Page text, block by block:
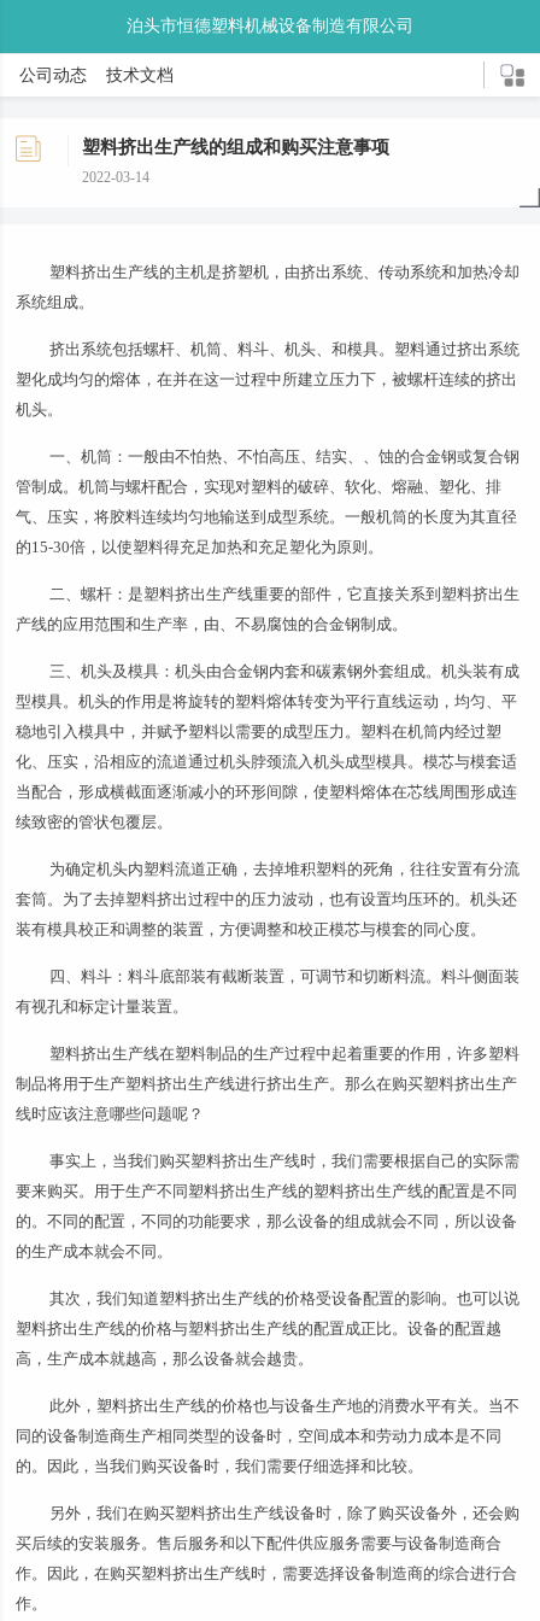
泊头市恒德塑料机械设备制造有限公司
公司动态 技术文档
塑料挤出生产线的组成和购买注意事项
2022-03-14
塑料挤出生产线的主机是挤塑机，由挤出系统、传动系统和加热冷却
系统组成。
挤出系统包括螺杆、机筒、料斗、机头、和模具。塑料通过挤出系统
塑化成均匀的熔体，在并在这一过程中所建立压力下，被螺杆连续的挤出
机头。
一、机筒：一般由不怕热、不怕高压、结实、、蚀的合金钢或复合钢
管制成。机筒与螺杆配合，实现对塑料的破碎、软化、熔融、塑化、排
气、压实，将胶料连续均匀地输送到成型系统。一般机筒的长度为其直径
的15-30倍，以使塑料得充足加热和充足塑化为原则。
二、螺杆：是塑料挤出生产线重要的部件，它直接关系到塑料挤出生
产线的应用范围和生产率，由、不易腐蚀的合金钢制成。
三、机头及模具：机头由合金钢内套和碳素钢外套组成。机头装有成
型模具。机头的作用是将旋转的塑料熔体转变为平行直线运动，均匀、平
稳地引入模具中，并赋予塑料以需要的成型压力。塑料在机筒内经过塑
化、压实，沿相应的流道通过机头脖颈流入机头成型模具。模芯与模套适
当配合，形成横截面逐渐减小的环形间隙，使塑料熔体在芯线周围形成连
续致密的管状包覆层。
为确定机头内塑料流道正确，去掉堆积塑料的死角，往往安置有分流
套筒。为了去掉塑料挤出过程中的压力波动，也有设置均压环的。机头还
装有模具校正和调整的装置，方便调整和校正模芯与模套的同心度。
四、料斗：料斗底部装有截断装置，可调节和切断料流。料斗侧面装
有视孔和标定计量装置。
塑料挤出生产线在塑料制品的生产过程中起着重要的作用，许多塑料
制品将用于生产塑料挤出生产线进行挤出生产。那么在购买塑料挤出生产
线时应该注意哪些问题呢？
事实上，当我们购买塑料挤出生产线时，我们需要根据自己的实际需
要来购买。用于生产不同塑料挤出生产线的塑料挤出生产线的配置是不同
的。不同的配置，不同的功能要求，那么设备的组成就会不同，所以设备
的生产成本就会不同。
其次，我们知道塑料挤出生产线的价格受设备配置的影响。也可以说
塑料挤出生产线的价格与塑料挤出生产线的配置成正比。设备的配置越
高，生产成本就越高，那么设备就会越贵。
此外，塑料挤出生产线的价格也与设备生产地的消费水平有关。当不
同的设备制造商生产相同类型的设备时，空间成本和劳动力成本是不同
的。因此，当我们购买设备时，我们需要仔细选择和比较。
另外，我们在购买塑料挤出生产线设备时，除了购买设备外，还会购
买后续的安装服务。售后服务和以下配件供应服务需要与设备制造商合
作。因此，在购买塑料挤出生产线时，需要选择设备制造商的综合进行合
作。